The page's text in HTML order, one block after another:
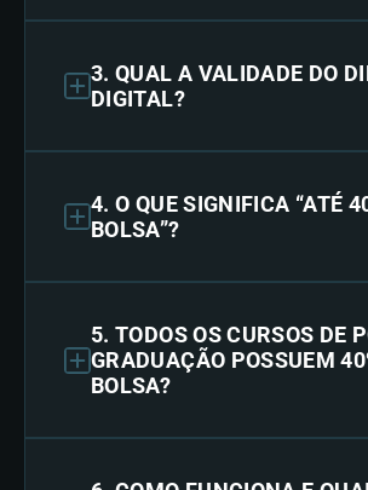
3. QUAL A VALIDADE DO
DIGITAL?
4. O QUE SIGNIFICA “ATÉ
BOLSA”?
5. TODOS OS CURSOS DE
GRADUAÇÃO POSSUEM
BOLSA?